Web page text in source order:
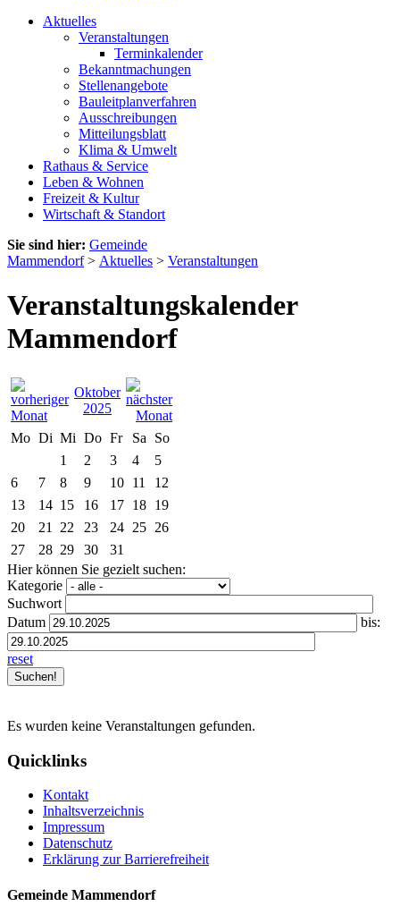
Aktuelles
Veranstaltungen
Terminkalender
Bekanntmachungen
Stellenangebote
Bauleitplanverfahren
Ausschreibungen
Mitteilungsblatt
Klima & Umwelt
Rathaus & Service
Leben & Wohnen
Freizeit & Kultur
Wirtschaft & Standort
Sie sind hier: Gemeinde
Mammendorf> Aktuelles > Veranstaltungen
Veranstaltungskalender
Mammendorf
Oktober
2025
Mo Di Mi Do Fr Sa
So
1
2 3 4
5
6
7 8 9 10 11
12
13
14 15 16 17 18 19
20
21 22 23 24 25 26
27
28 29 30
31
Hier können Sie gezielt suchen:
Kategorie
Suchwort
Datum
bis:
reset
Es wurden keine Veranstaltungen gefunden.
Quicklinks
Kontakt
Inhaltsverzeichnis
Impressum
Datenschutz
Erklärung zur Barrierefreiheit
Gemeinde Mammendorf